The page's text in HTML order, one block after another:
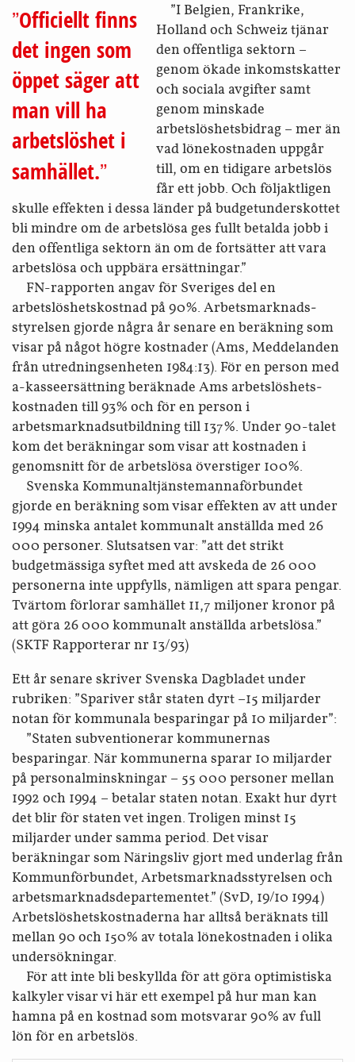
Officiellt finns
det ingen som
öppet säger att
man vill ha
arbets­löshet i
samhället.
”I Belgien, Frankrike,
Holland och Schweiz tjänar
den offentliga sektorn –
genom ökade inkomst­skatter
och sociala avgifter samt
genom minskade
arbetslöshets­bidrag – mer än
vad löne­kostnaden uppgår
till, om en tidigare arbetslös
får ett jobb. Och följaktligen
skulle effekten i dessa länder på budget­underskottet
bli mindre om de arbetslösa ges fullt betalda jobb i
den offentliga sektorn än om de fortsätter att vara
arbetslösa och uppbära ersättningar.”
FN-rapporten angav för Sveriges del en
arbetslöshets­kostnad på 90%. Arbetsmarknads­
styrelsen gjorde några år senare en beräkning som
visar på något högre kostnader (Ams, Meddelanden
från utrednings­enheten 1984:13). För en person med
a-kasse­ersättning beräknade Ams arbetslöshets­
kostnaden till 93% och för en person i
arbetsmarknads­utbildning till 137%. Under 90-talet
kom det beräkningar som visar att kostnaden i
genomsnitt för de arbetslösa överstiger 100%.
Svenska Kommunal­tjänste­manna­förbundet
gjorde en beräkning som visar effekten av att under
1994 minska antalet kommunalt anställda med 26
000 personer. Slutsatsen var: ”att det strikt
budgetmässiga syftet med att avskeda de 26 000
personerna inte uppfylls, nämligen att spara pengar.
Tvärtom förlorar samhället 11,7 miljoner kronor på
att göra 26 000 kommunalt anställda arbetslösa.”
(SKTF Rapporterar nr 13/93)
Ett år senare skriver Svenska Dagbladet under
rubriken: ”Spariver står staten dyrt –15 miljarder
notan för kommunala besparingar på 10 miljarder”:
”Staten subventionerar kommunernas
besparingar. När kommunerna sparar 10 miljarder
på personal­minskningar – 55 000 personer mellan
1992 och 1994 – betalar staten notan. Exakt hur dyrt
det blir för staten vet ingen. Troligen minst 15
miljarder under samma period. Det visar
beräkningar som Näringsliv gjort med underlag från
Kommunförbundet, Arbetsmarknads­styrelsen och
arbets­marknads­departementet.” (SvD, 19/10 1994)
Arbetslöshets­kostnaderna har alltså beräknats till
mellan 90 och 150% av totala löne­kostnaden i olika
undersökningar.
För att inte bli beskyllda för att göra optimistiska
kalkyler visar vi här ett exempel på hur man kan
hamna på en kostnad som motsvarar 90% av full
lön för en arbetslös.